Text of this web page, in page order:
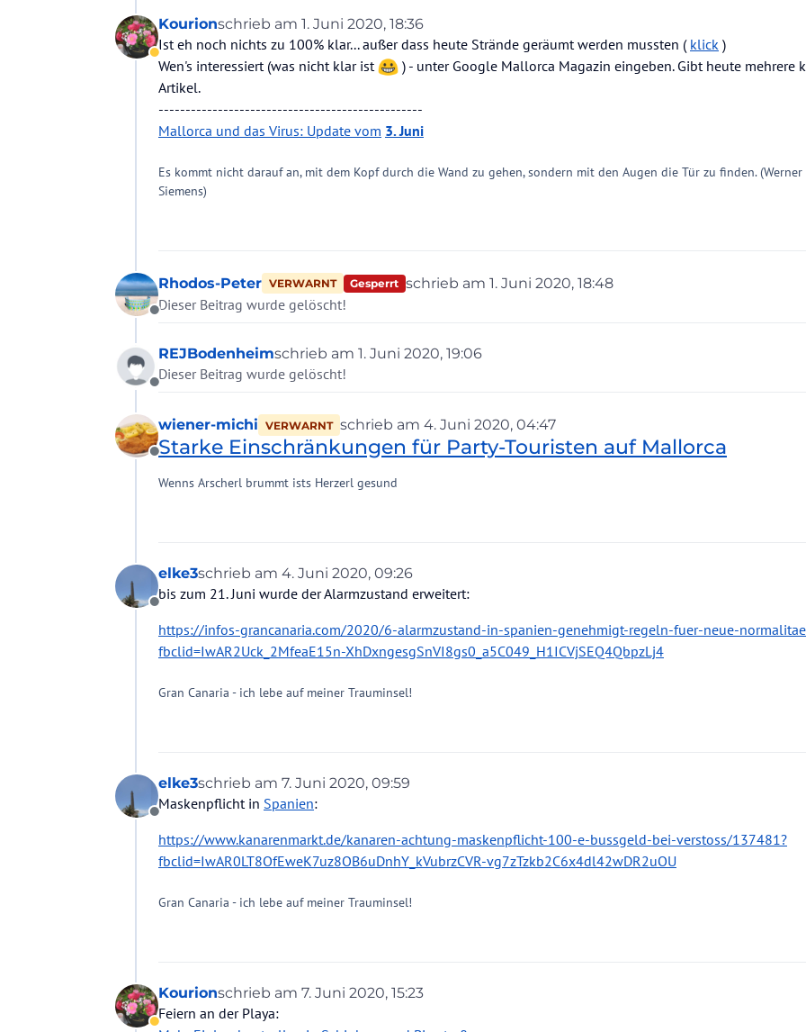
Abwesend
Kourionschrieb am 1. Juni 2020, 18:36
zuletzt editiert von Kourion6. März 2020, 19:45
Ist eh noch nichts zu 100% klar... außer dass heute Strände geräumt werden mussten ( klick )
Wen's interessiert (was nicht klar ist
) - unter Google Mallorca Magazin eingeben. Gibt heute mehrere
Artikel.
-------------------------------------------------
Mallorca und das Virus: Update vom 3. Juni
Es kommt nicht darauf an, mit dem Kopf durch die Wand zu gehen, sondern mit den Augen die Tür zu finden. (Werner
Siemens)
Offline
Rhodos-Peter VERWARNT Gesperrt schrieb am1. Juni 2020, 18:48
zuletzt editiert von
Dieser Beitrag wurde gelöscht!
Offline
REJBodenheimschrieb am 1. Juni 2020, 19:06
zuletzt editiert von
Dieser Beitrag wurde gelöscht!
Offline
wiener-michi VERWARNT schrieb am 4. Juni 2020, 04:47
zuletzt editiert von
Starke Einschränkungen für Party-Touristen auf Mallorca
Wenns Arscherl brummt ists Herzerl gesund
Offline
elke3schrieb am 4. Juni 2020, 09:26
zuletzt editiert von
bis zum 21. Juni wurde der Alarmzustand erweitert:
https://infos-grancanaria.com/2020/6-alarmzustand-in-spanien-genehmigt-regeln-fuer-neue-
fbclid=IwAR2Uck_2MfeaE15n-XhDxngesgSnVI8gs0_a5C049_H1ICVjSEQ4QbpzLj4
Gran Canaria - ich lebe auf meiner Trauminsel!
Offline
elke3schrieb am 7. Juni 2020, 09:59
zuletzt editiert von
Maskenpflicht in Spanien:
https://www.kanarenmarkt.de/kanaren-achtung-maskenpflicht-100-e-bussgeld-bei-verstoss/137481?
fbclid=IwAR0LT8OfEweK7uz8OB6uDnhY_kVubrzCVR-vg7zTzkb2C6x4dl42wDR2uOU
Gran Canaria - ich lebe auf meiner Trauminsel!
Kourionschrieb am 7. Juni 2020, 15:23
zuletzt editiert von Kourion6. Juli 2020, 15:26
Feiern an der Playa: